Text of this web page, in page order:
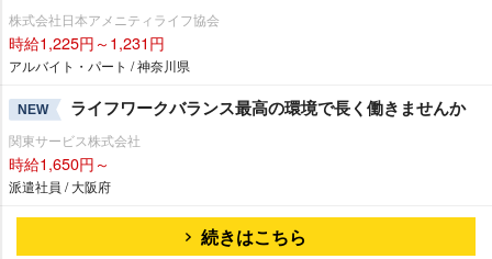
株式会社日本アメニティライフ協会
時給1,225円～1,231円
アルバイト・パート / 神奈川県
NEW ライフワークバランス最高の環境で長く働きませんか
関東サービス株式会社
時給1,650円～
派遣社員 / 大阪府
続きはこちら